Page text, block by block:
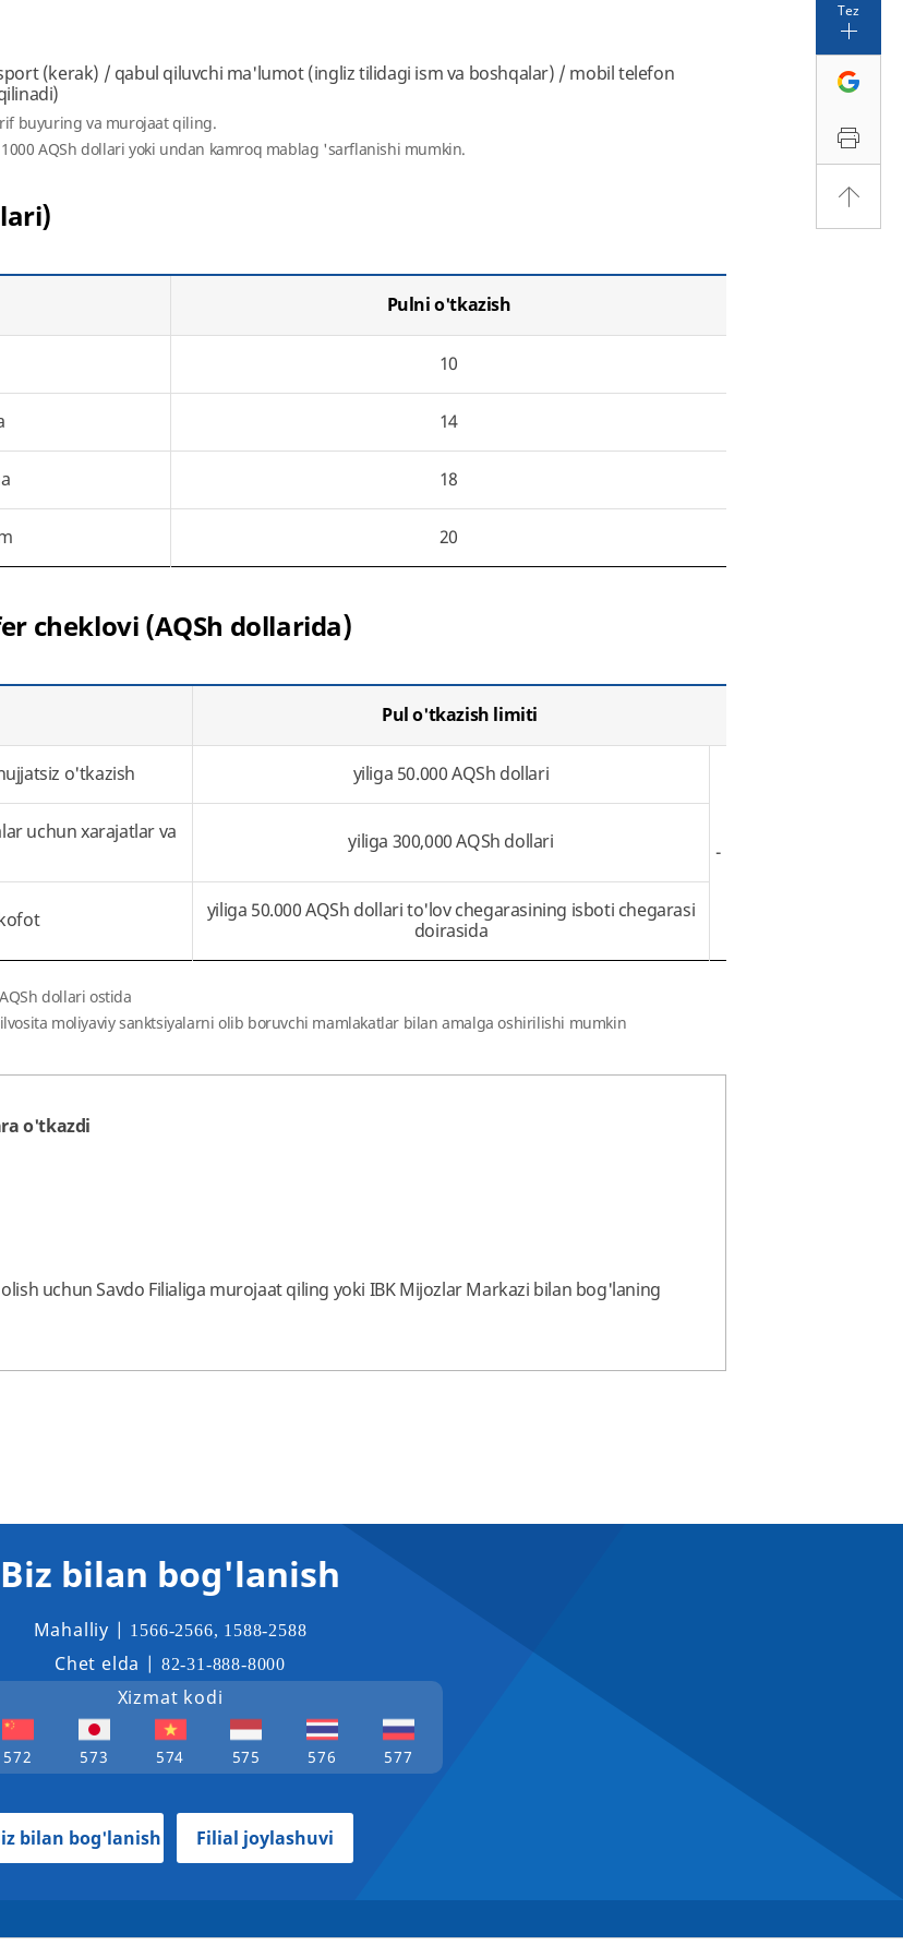
(kerak) / qabul qiluvchi ma'lumot (ingliz tilidagi ism va boshqalar) / mobil telefon
buyuring va murojaat qiling.
AQSh dollari yoki undan kamroq mablag 'sarflanishi mumkin.
Pulni o'tkazish
10
14
18
20
cheklovi (AQSh dollarida)
Pul o'tkazish limiti
o'tkazish yiliga 50.000 AQSh dollari
-
uchun xarajatlar va
yiliga 300,000 AQSh dollari
yiliga 50.000 AQSh dollari to'lov chegarasining isboti chegarasi
doirasida
dollari ostida
moliyaviy sanktsiyalarni olib boruvchi mamlakatlar bilan amalga oshirilishi mumkin
o'tkazdi
uchun Savdo Filialiga murojaat qiling yoki IBK Mijozlar Markazi bilan bog'laning
Biz bilan bog'lanish
Mahalliy | 1566-2566, 1588-2588
Chet elda | 82-31-888-8000
Xizmat kodi
572 573 574 575 576 577
bilan bog'lanish Filial joylashuvi
Tez
Boshlash uchun tayyor
Biz qanday yordam beramiz